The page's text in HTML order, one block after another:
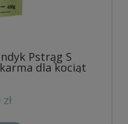
Pstrąg S
dla kociąt